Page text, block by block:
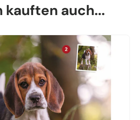
kauften auch...